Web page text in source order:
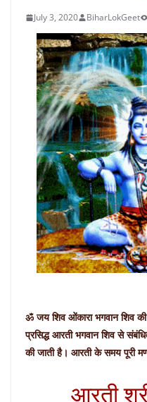
July 3, 2020 BiharLokGeet
ॐ जय शिव ओंकारा भगवान शिव
प्रसिद्ध आरती भगवान शिव से
की जाती है। आरती के समय पूरी
आरती